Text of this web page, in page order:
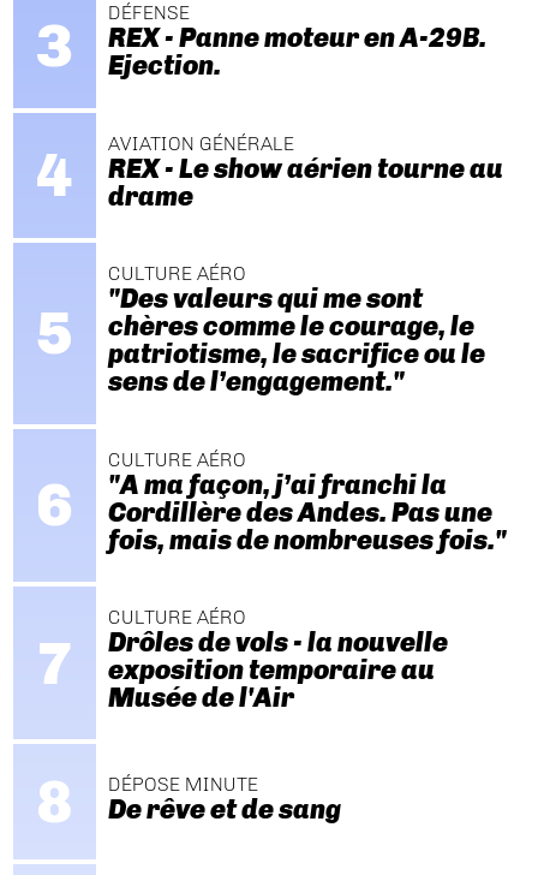
DÉFENSE
REX - Panne moteur en A-29B.
Ejection.
AVIATION GÉNÉRALE
REX - Le show aérien tourne au
drame
CULTURE AÉRO
"Des valeurs qui me sont
chères comme le courage, le
patriotisme, le sacrifice ou le
sens de l’engagement."
CULTURE AÉRO
"A ma façon, j’ai franchi la
Cordillère des Andes. Pas une
fois, mais de nombreuses fois."
CULTURE AÉRO
Drôles de vols - la nouvelle
exposition temporaire au
Musée de l'Air
DÉPOSE MINUTE
De rêve et de sang